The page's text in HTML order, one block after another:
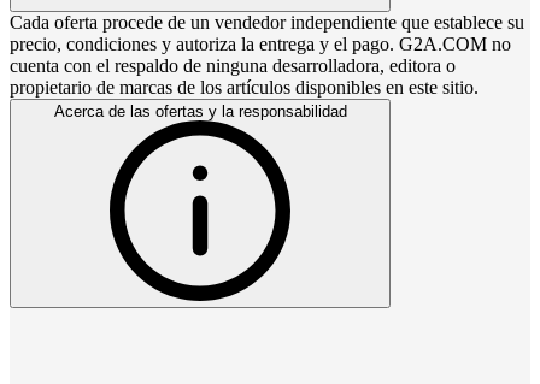
Cada oferta procede de un vendedor independiente que establece su
precio, condiciones y autoriza la entrega y el pago. G2A.COM no
cuenta con el respaldo de ninguna desarrolladora, editora o
propietario de marcas de los artículos disponibles en este sitio.
Acerca de las ofertas y la responsabilidad